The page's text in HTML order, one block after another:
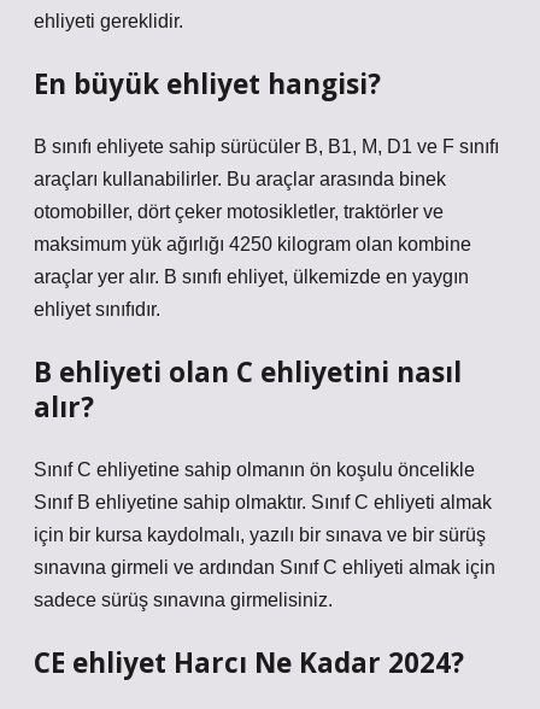
ehliyeti gereklidir.
En büyük ehliyet hangisi?
B sınıfı ehliyete sahip sürücüler B, B1, M, D1 ve F sınıfı
araçları kullanabilirler. Bu araçlar arasında binek
otomobiller, dört çeker motosikletler, traktörler ve
maksimum yük ağırlığı 4250 kilogram olan kombine
araçlar yer alır. B sınıfı ehliyet, ülkemizde en yaygın
ehliyet sınıfıdır.
B ehliyeti olan C ehliyetini nasıl
alır?
Sınıf C ehliyetine sahip olmanın ön koşulu öncelikle
Sınıf B ehliyetine sahip olmaktır. Sınıf C ehliyeti almak
için bir kursa kaydolmalı, yazılı bir sınava ve bir sürüş
sınavına girmeli ve ardından Sınıf C ehliyeti almak için
sadece sürüş sınavına girmelisiniz.
CE ehliyet Harcı Ne Kadar 2024?